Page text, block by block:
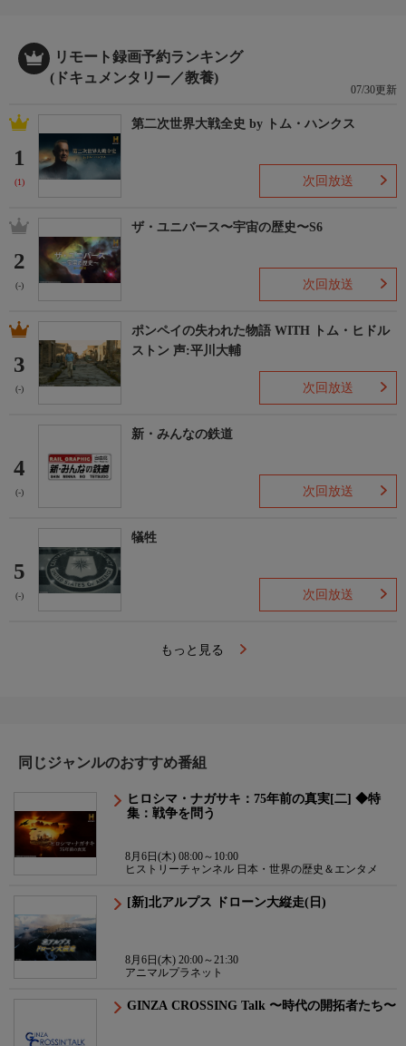
リモート録画予約ランキング
(ドキュメンタリー／教養)
07/30更新
1
(1)
第二次世界大戦全史 by トム・ハンクス
次回放送
2
(-)
ザ・ユニバース〜宇宙の歴史〜S6
次回放送
3
(-)
ポンペイの失われた物語 WITH トム・ヒドル
ストン 声:平川大輔
次回放送
4
(-)
新・みんなの鉄道
次回放送
5
(-)
犠牲
次回放送
もっと見る
同じジャンルのおすすめ番組
ヒロシマ・ナガサキ：75年前の真実[二] ◆特
集：戦争を問う
8月6日(木) 08:00～10:00
ヒストリーチャンネル 日本・世界の歴史＆エンタメ
[新]北アルプス ドローン大縦走(日)
8月6日(木) 20:00～21:30
アニマルプラネット
GINZA CROSSING Talk 〜時代の開拓者たち〜